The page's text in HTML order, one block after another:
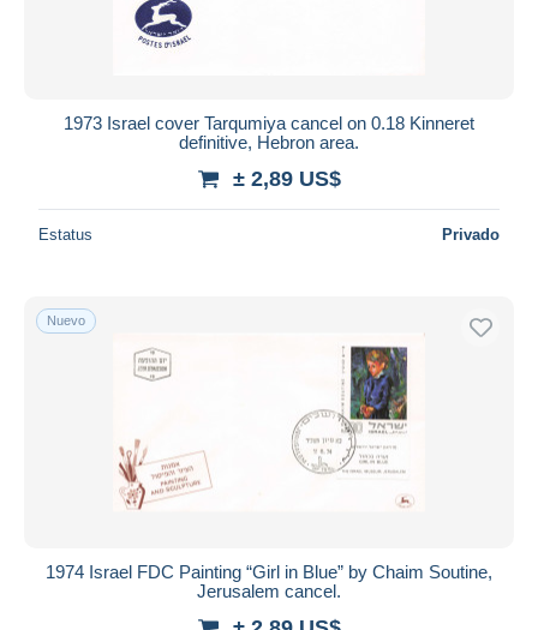
1973 Israel cover Tarqumiya cancel on 0.18 Kinneret
definitive, Hebron area.
± 2,89 US$
Estatus Privado
Nuevo
1974 Israel FDC Painting “Girl in Blue” by Chaim Soutine,
Jerusalem cancel.